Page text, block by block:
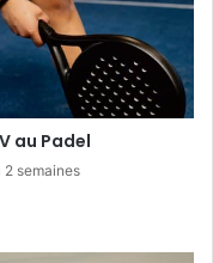
au Padel
2 semaines